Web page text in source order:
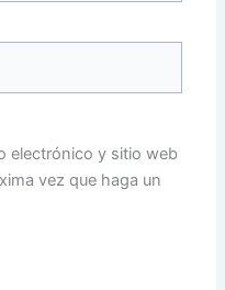
electrónico y sitio web
vez que haga un